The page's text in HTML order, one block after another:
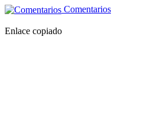
Comentarios
Enlace copiado